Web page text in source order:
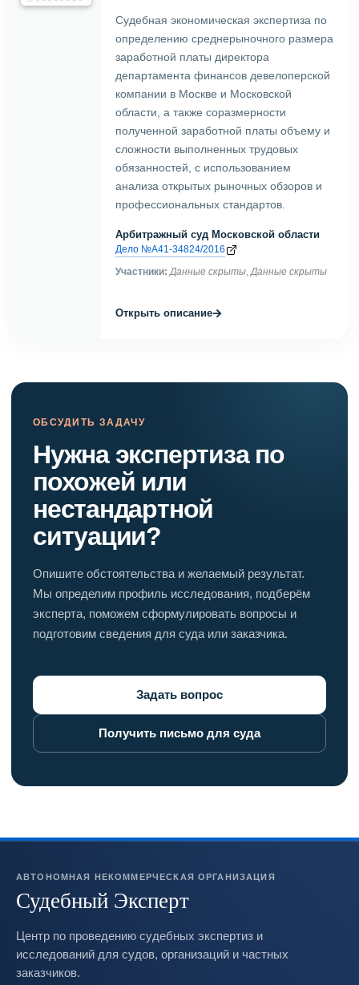
Судебная экономическая экспертиза по
определению среднерыночного размера
заработной платы директора
департамента финансов девелоперской
компании в Москве и Московской
области, а также соразмерности
полученной заработной платы объему и
сложности выполненных трудовых
обязанностей, с использованием
анализа открытых рыночных обзоров и
профессиональных стандартов.
Арбитражный суд Московской области
Дело №А41-34824/2016
Участники: Данные скрыты,Данные скрыты
Открыть описание→
ОБСУДИТЬ ЗАДАЧУ
Нужна экспертиза по
похожей или
нестандартной
ситуации?
Опишите обстоятельства и желаемый результат.
Мы определим профиль исследования, подберём
эксперта, поможем сформулировать вопросы и
подготовим сведения для суда или заказчика.
Задать вопрос
Получить письмо для суда
АВТОНОМНАЯ НЕКОММЕРЧЕСКАЯ ОРГАНИЗАЦИЯ
Судебный Эксперт
Центр по проведению судебных экспертиз и
исследований для судов, организаций и частных
заказчиков.